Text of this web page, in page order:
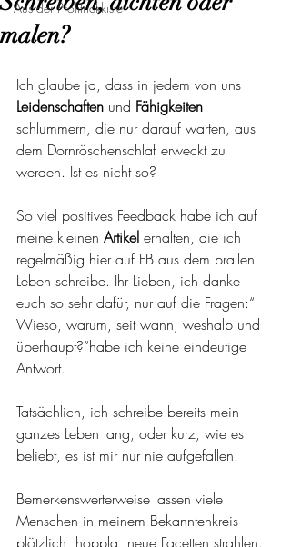
Aus der Profitrickkiste
malen?
Ich glaube ja, dass in jedem von uns
Leidenschaften und Fähigkeiten
schlummern, die nur darauf warten, aus
dem Dornröschenschlaf erweckt zu
werden. Ist es nicht so?
So viel positives Feedback habe ich auf
meine kleinen Artikel erhalten, die ich
regelmäßig hier auf FB aus dem prallen
Leben schreibe. Ihr Lieben, ich danke
euch so sehr dafür, nur auf die Fragen:“
Wieso, warum, seit wann, weshalb und
überhaupt?“habe ich keine eindeutige
Antwort.
Tatsächlich, ich schreibe bereits mein
ganzes Leben lang, oder kurz, wie es
beliebt, es ist mir nur nie aufgefallen.
Bemerkenswerterweise lassen viele
Menschen in meinem Bekanntenkreis
plötzlich, hoppla, neue Facetten strahlen.